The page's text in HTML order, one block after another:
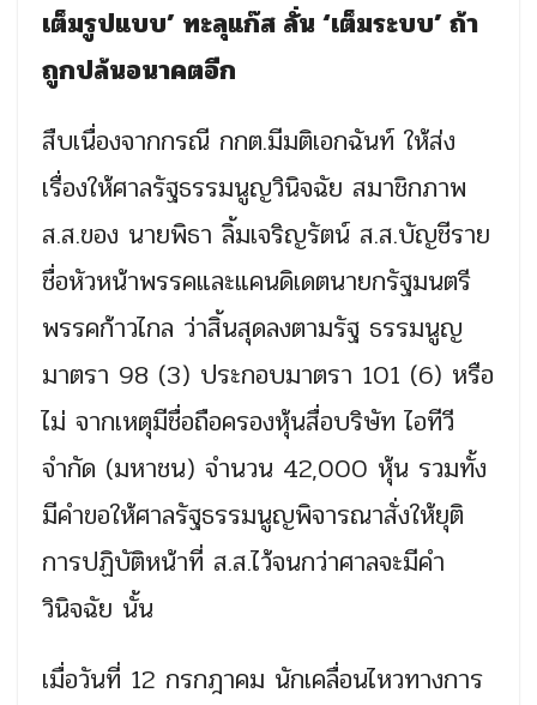
เต็มรูปแบบ’ ทะลุแก๊ส ลั่น ‘เต็มระบบ’ ถ้า
ถูกปล้นอนาคตอีก
สืบเนื่องจากกรณี กกต.มีมติเอกฉันท์ ให้ส่ง
เรื่องให้ศาลรัฐธรรมนูญวินิจฉัย สมาชิกภาพ
ส.ส.ของ นายพิธา ลิ้มเจริญรัตน์ ส.ส.บัญชีราย
ชื่อหัวหน้าพรรคและแคนดิเดตนายกรัฐมนตรี
พรรคก้าวไกล ว่าสิ้นสุดลงตามรัฐ ธรรมนูญ
มาตรา 98 (3) ประกอบมาตรา 101 (6) หรือ
ไม่ จากเหตุมีชื่อถือครองหุ้นสื่อบริษัท ไอทีวี
จำกัด (มหาชน) จำนวน 42,000 หุ้น รวมทั้ง
มีคำขอให้ศาลรัฐธรรมนูญพิจารณาสั่งให้ยุติ
การปฏิบัติหน้าที่ ส.ส.ไว้จนกว่าศาลจะมีคำ
วินิจฉัย นั้น
เมื่อวันที่ 12 กรกฎาคม นักเคลื่อนไหวทางการ